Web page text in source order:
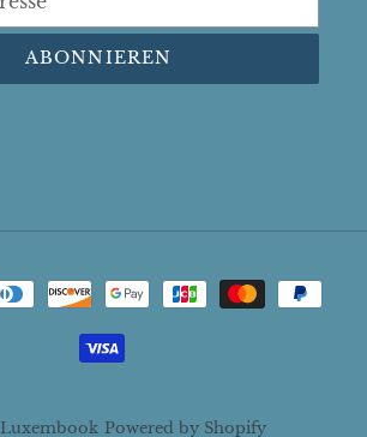
ABONNIEREN
Zahlungsarten
Luxembook Powered by Shopify